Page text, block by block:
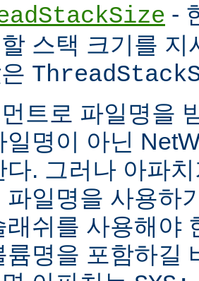
-
스택 크기를 지
트로 파일명을
일명이 아닌
다. 그러나 아파
파일명을 사용하
래쉬를 사용해야
륨명을 포함하길